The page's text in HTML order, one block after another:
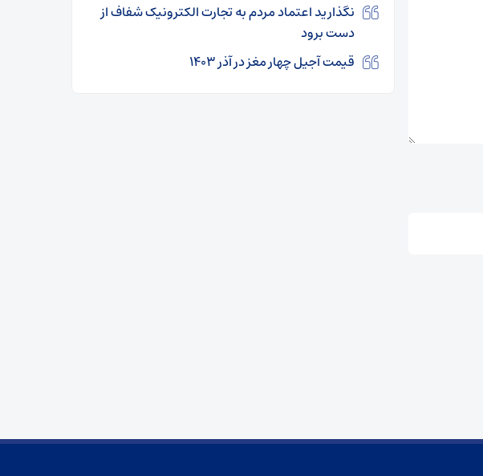
نگذارید اعتماد مردم به تجارت الکترونیک شفاف از
دست برود
قیمت آجیل چهار مغز در آذر ۱۴۰۳